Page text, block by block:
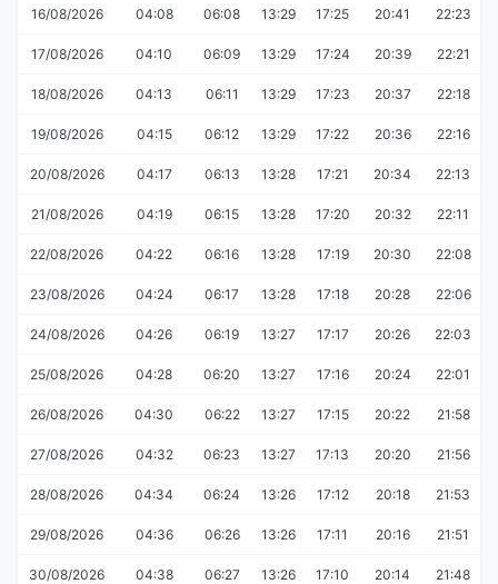
16/08/2026 04:08 06:08 13:29 17:25 20:41 22:23
17/08/2026 04:10 06:09 13:29 17:24 20:39 22:21
18/08/2026 04:13 06:11 13:29 17:23 20:37 22:18
19/08/2026 04:15 06:12 13:29 17:22 20:36 22:16
20/08/2026 04:17 06:13 13:28 17:21 20:34 22:13
21/08/2026 04:19 06:15 13:28 17:20 20:32 22:11
22/08/2026 04:22 06:16 13:28 17:19 20:30 22:08
23/08/2026 04:24 06:17 13:28 17:18 20:28 22:06
24/08/2026 04:26 06:19 13:27 17:17 20:26 22:03
25/08/2026 04:28 06:20 13:27 17:16 20:24 22:01
26/08/2026 04:30 06:22 13:27 17:15 20:22 21:58
27/08/2026 04:32 06:23 13:27 17:13 20:20 21:56
28/08/2026 04:34 06:24 13:26 17:12 20:18 21:53
29/08/2026 04:36 06:26 13:26 17:11 20:16 21:51
30/08/2026 04:38 06:27 13:26 17:10 20:14 21:48